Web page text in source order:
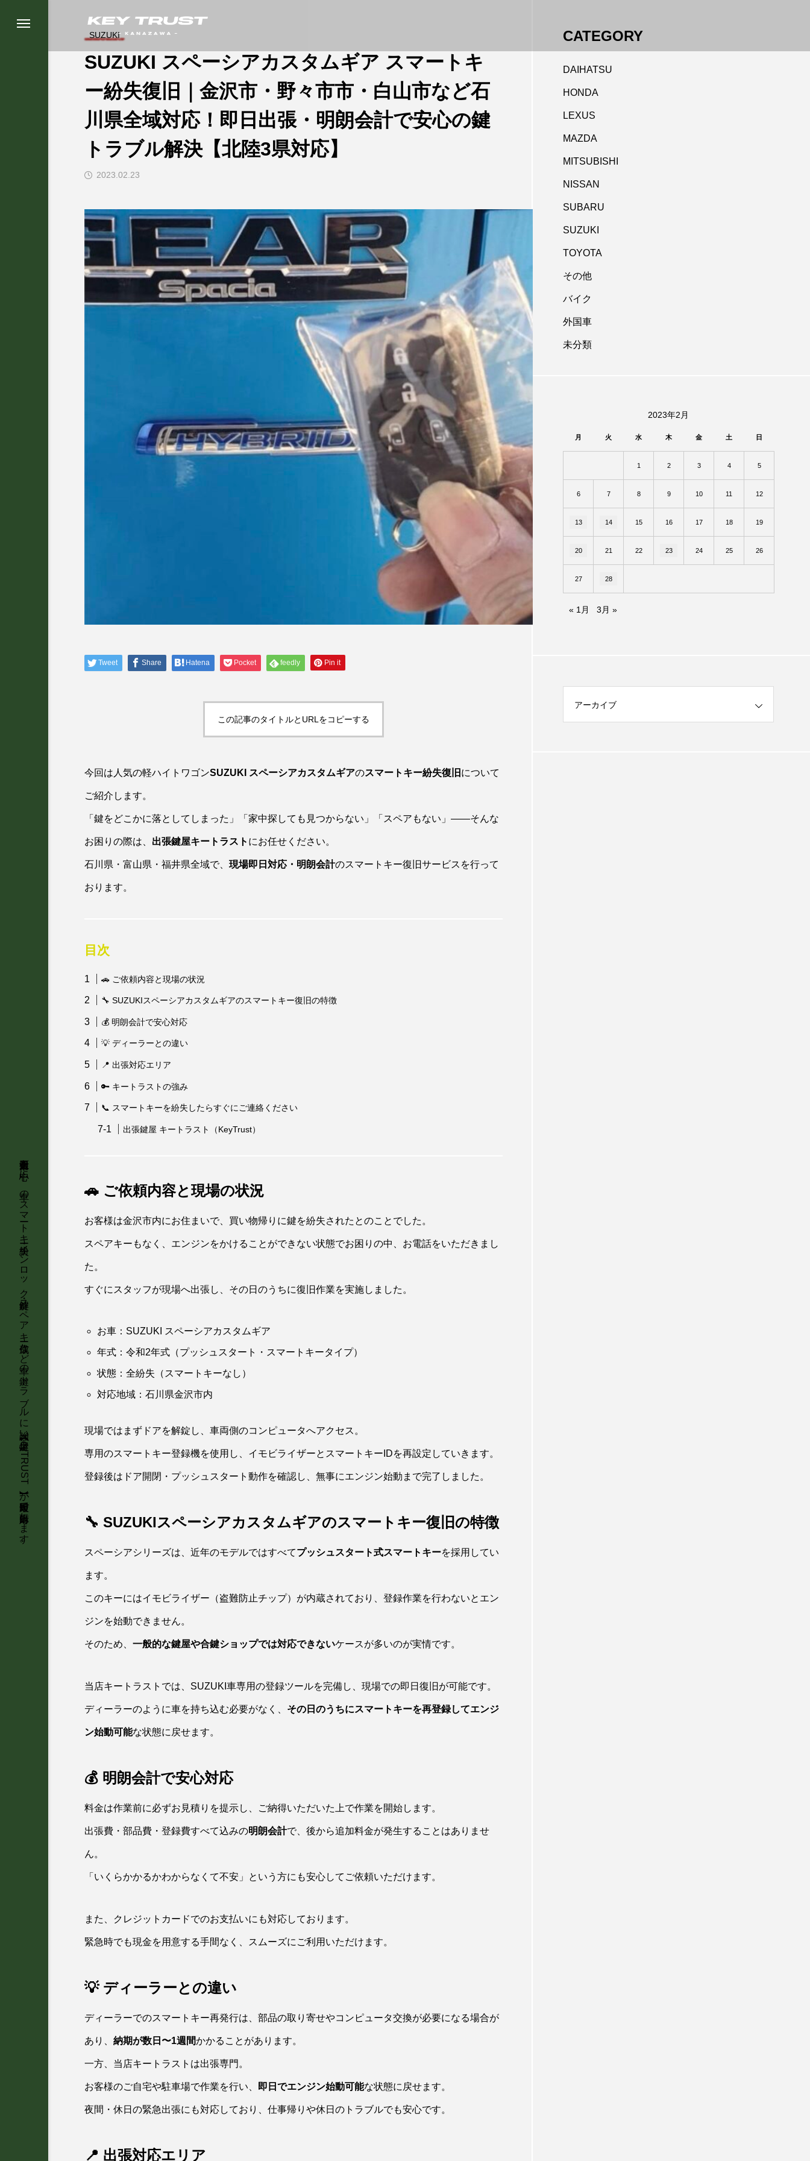
石川県金沢市を中心に、車のスマートキー紛失・インロック解錠・スペアキー作成など車の鍵トラブルに強い鍵屋【KeyTRUST】が最短即日で出張対応します。
SUZUKI
SUZUKI スペーシアカスタムギア スマートキ
ー紛失復旧｜金沢市・野々市市・白山市など石
川県全域対応！即日出張・明朗会計で安心の鍵
トラブル解決【北陸3県対応】
2023.02.23
Tweet Share Hatena Pocket feedly Pin it
この記事のタイトルとURLをコピーする
今回は人気の軽ハイトワゴンSUZUKI スペーシアカスタムギアのスマートキー紛失復旧 について
ご紹介します。
「鍵をどこかに落としてしまった」「家中探しても見つからない」「スペアもない」——そんな
お困りの際は、 出張鍵屋キートラスト にお任せください。
石川県・富山県・福井県全域で、 現場即日対応・明朗会計のスマートキー復旧サービスを行って
おります。
目次
🚗 ご依頼内容と現場の状況
🔧 SUZUKIスペーシアカスタムギアのスマートキー復旧の特徴
💰 明朗会計で安心対応
💡 ディーラーとの違い
📍 出張対応エリア
🔑 キートラストの強み
📞 スマートキーを紛失したらすぐにご連絡ください
出張鍵屋 キートラスト（KeyTrust）
🚗 ご依頼内容と現場の状況
お客様は金沢市内にお住まいで、買い物帰りに鍵を紛失されたとのことでした。
スペアキーもなく、エンジンをかけることができない状態でお困りの中、お電話をいただきまし
た。
すぐにスタッフが現場へ出張し、その日のうちに復旧作業を実施しました。
お車：SUZUKI スペーシアカスタムギア
年式：令和2年式（プッシュスタート・スマートキータイプ）
状態：全紛失（スマートキーなし）
対応地域：石川県金沢市内
現場ではまずドアを解錠し、車両側のコンピュータへアクセス。
専用のスマートキー登録機を使用し、イモビライザーとスマートキーIDを再設定していきます。
登録後はドア開閉・プッシュスタート動作を確認し、無事にエンジン始動まで完了しました。
🔧 SUZUKIスペーシアカスタムギアのスマートキー復旧の特徴
スペーシアシリーズは、近年のモデルではすべてプッシュスタート式スマートキーを採用してい
ます。
このキーにはイモビライザー（盗難防止チップ）が内蔵されており、登録作業を行わないとエン
ジンを始動できません。
そのため、 一般的な鍵屋や合鍵ショップでは対応できないケースが多いのが実情です。
当店キートラストでは、SUZUKI車専用の登録ツールを完備し、現場での即日復旧が可能です。
ディーラーのように車を持ち込む必要がなく、 その日のうちにスマートキーを再登録してエンジ
ン始動可能な状態に戻せます。
💰 明朗会計で安心対応
料金は作業前に必ずお見積りを提示し、ご納得いただいた上で作業を開始します。
出張費・部品費・登録費すべて込みの明朗会計で、後から追加料金が発生することはありませ
ん。
「いくらかかるかわからなくて不安」という方にも安心してご依頼いただけます。
また、クレジットカードでのお支払いにも対応しております。
緊急時でも現金を用意する手間なく、スムーズにご利用いただけます。
💡 ディーラーとの違い
ディーラーでのスマートキー再発行は、部品の取り寄せやコンピュータ交換が必要になる場合が
あり、 納期が数日〜1週間かかることがあります。
一方、当店キートラストは出張専門。
お客様のご自宅や駐車場で作業を行い、 即日でエンジン始動可能な状態に戻せます。
夜間・休日の緊急出張にも対応しており、仕事帰りや休日のトラブルでも安心です。
📍 出張対応エリア
CATEGORY
DAIHATSU
HONDA
LEXUS
MAZDA
MITSUBISHI
NISSAN
SUBARU
SUZUKI
TOYOTA
その他
バイク
外国車
未分類
2023年2月
月 火 水 木 金 土 日
1 2 3 4 5
6 7 8 9 10 11 12
13 14 15 16 17 18 19
20 21 22 23 24 25 26
27 28
« 1月 3月 »
アーカイブ